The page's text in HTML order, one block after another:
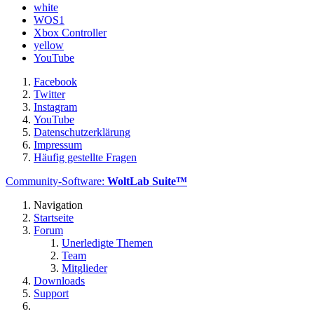
white
WOS1
Xbox Controller
yellow
YouTube
Facebook
Twitter
Instagram
YouTube
Datenschutzerklärung
Impressum
Häufig gestellte Fragen
Community-Software: WoltLab Suite™
Navigation
Startseite
Forum
Unerledigte Themen
Team
Mitglieder
Downloads
Support